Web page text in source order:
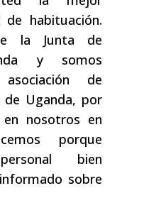
habituación.
la Junta de
y somos
de
Uganda, por
nosotros en
porque
bien
sobre